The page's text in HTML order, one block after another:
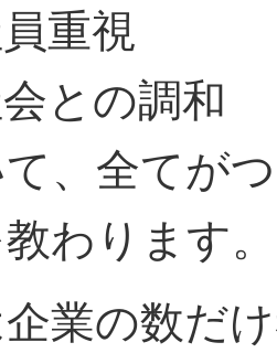
重視
との調和
、全てが
わります。
業の数だ